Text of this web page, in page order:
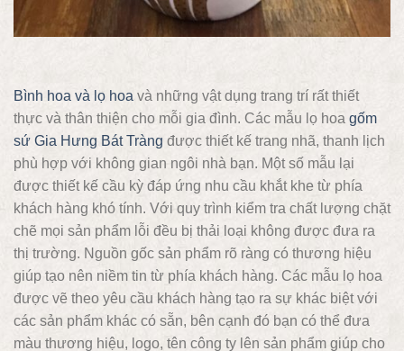
Bình hoa và lọ hoa và những vật dụng trang trí rất thiết
thực và thân thiện cho mỗi gia đình. Các mẫu lọ hoa gốm
sứ Gia Hưng Bát Tràng được thiết kế trang nhã, thanh lịch
phù hợp với không gian ngôi nhà bạn. Một số mẫu lại
được thiết kế cầu kỳ đáp ứng nhu cầu khắt khe từ phía
khách hàng khó tính. Với quy trình kiểm tra chất lượng chặt
chẽ mọi sản phẩm lỗi đều bị thải loại không được đưa ra
thị trường. Nguồn gốc sản phẩm rõ ràng có thương hiệu
giúp tạo nên niềm tin từ phía khách hàng. Các mẫu lọ hoa
được vẽ theo yêu cầu khách hàng tạo ra sự khác biệt với
các sản phẩm khác có sẵn, bên cạnh đó bạn có thể đưa
màu thương hiệu, logo, tên công ty lên sản phẩm giúp cho